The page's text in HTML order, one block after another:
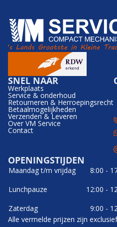
SNEL NAAR
Werkplaats
Service & onderhoud
Retourneren & Herroepingsrecht
Betaalmogelijkheden
Verzenden & Leveren
Over VM Service
Contact
OPENINGSTIJDEN
Maandag t/m vrijdag
8:00 -
Lunchpauze
12:00 -
Zaterdag
9:00 -
Alle vermelde prijzen zijn